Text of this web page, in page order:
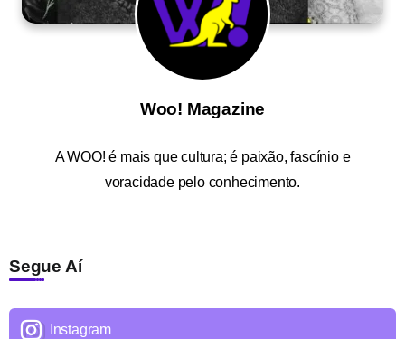
Woo! Magazine
AWOO! é mais que cultura; é paixão, fascínio e
voracidade pelo conhecimento.
Segue Aí
Instagram